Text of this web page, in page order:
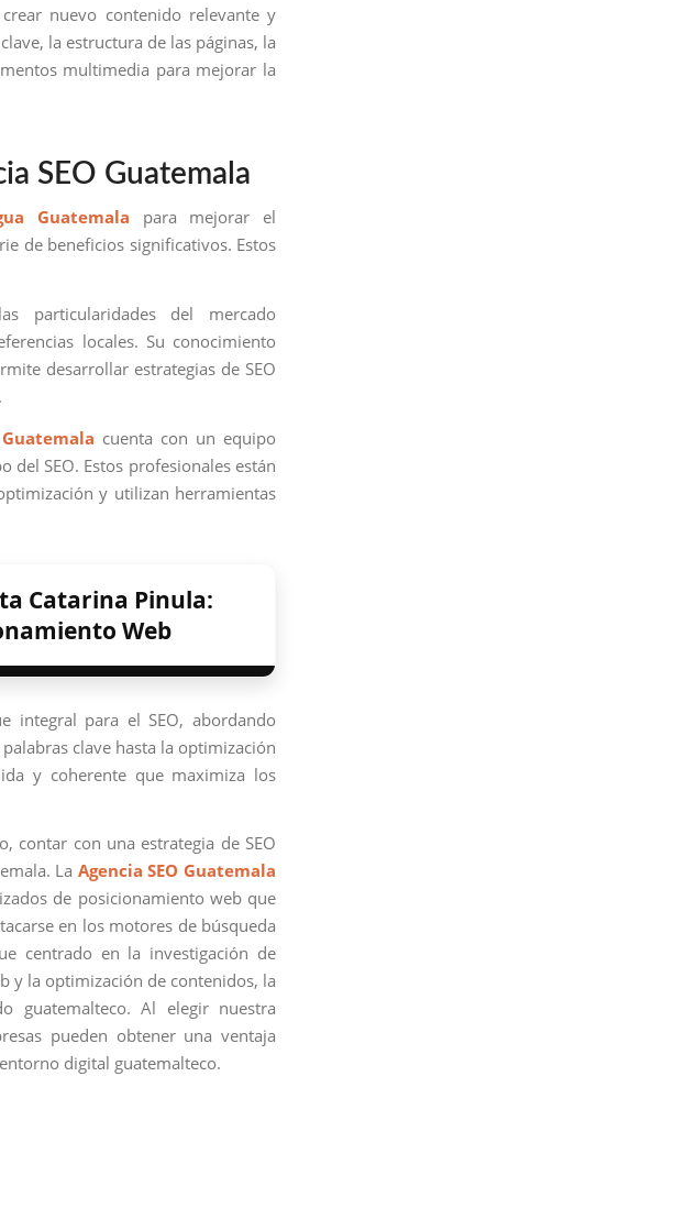
nuevo contenido relevante y
la estructura de las páginas, la
multimedia para mejorar la
SEO Guatemala
Guatemala para mejorar el
de beneficios significativos. Estos
particularidades del mercado
locales. Su conocimiento
desarrollar estrategias de SEO
cuenta con un equipo
SEO. Estos profesionales están
y utilizan herramientas
Catarina Pinula:
Web
integral para el SEO, abordando
clave hasta la optimización
y coherente que maximiza los
contar con una estrategia de SEO
La Agencia SEO Guatemala
de posicionamiento web que
en los motores de búsqueda
centrado en la investigación de
y la optimización de contenidos, la
guatemalteco. Al elegir nuestra
pueden obtener una ventaja
digital guatemalteco.